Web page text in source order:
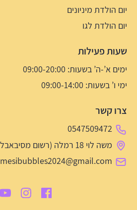
יום הולדת מיניונים
יום הולדת לגו
שעות פעילות
ימים א’-ה’ בשעות: 09:00-20:00
ימי ו’ בשעות: 09:00-14:00
צרו קשר
0547509472
משה לוי 18 רמלה (רשום מסיבאבלס על השלט בחנות)
mesibubbles2024@gmail.com